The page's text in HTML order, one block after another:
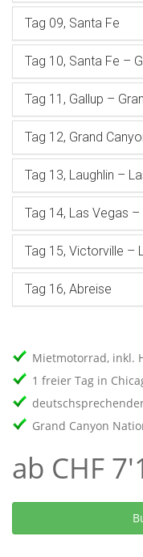
Tag 09, Santa Fe
Tag 10, Santa Fe –
Tag 11, Gallup –
Tag 12, Grand
Tag 13, Laughlin –
Tag 14, Las Vegas
Tag 15, Victorville –
Tag 16, Abreise
Mietmotorrad, inkl.
1 freier Tag in
Grand Canyon
ab CHF